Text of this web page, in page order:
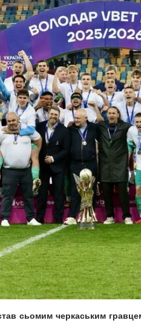
сьомим черкаським